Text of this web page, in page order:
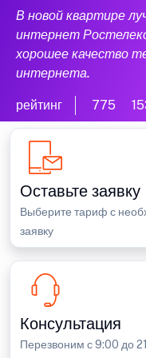
В новой квартире
интернет
хорошее качество
интернета.
рейтинг 775
Оставьте заявку
Выберите тариф с
заявку
Консультация
Перезвоним с 9:00 до